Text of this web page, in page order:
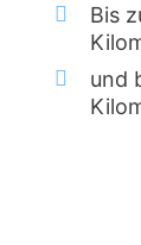
Bis
und